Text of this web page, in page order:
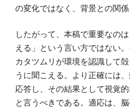
の変化ではなく、背景との関係
したがって、本稿で重要なの
える」という言い方ではない
カタツムリが環境を認識して
うに聞こえる。より正確には
応答し、その結果として視覚的
と言うべきである。適応は、